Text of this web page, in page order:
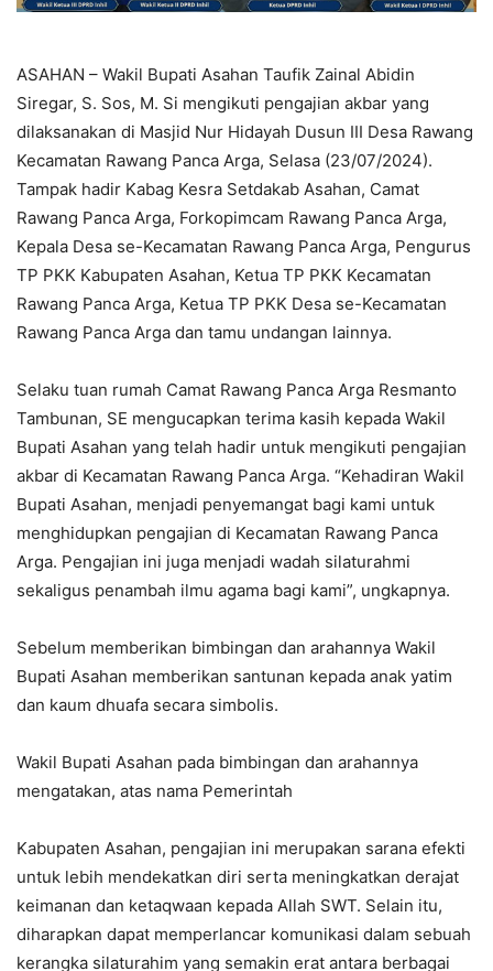
ASAHAN – Wakil Bupati Asahan Taufik Zainal Abidin
Siregar, S. Sos, M. Si mengikuti pengajian akbar yang
dilaksanakan di Masjid Nur Hidayah Dusun III Desa Rawang
Kecamatan Rawang Panca Arga, Selasa (23/07/2024).
Tampak hadir Kabag Kesra Setdakab Asahan, Camat
Rawang Panca Arga, Forkopimcam Rawang Panca Arga,
Kepala Desa se-Kecamatan Rawang Panca Arga, Pengurus
TP PKK Kabupaten Asahan, Ketua TP PKK Kecamatan
Rawang Panca Arga, Ketua TP PKK Desa se-Kecamatan
Rawang Panca Arga dan tamu undangan lainnya.
Selaku tuan rumah Camat Rawang Panca Arga Resmanto
Tambunan, SE mengucapkan terima kasih kepada Wakil
Bupati Asahan yang telah hadir untuk mengikuti pengajian
akbar di Kecamatan Rawang Panca Arga. “Kehadiran Wakil
Bupati Asahan, menjadi penyemangat bagi kami untuk
menghidupkan pengajian di Kecamatan Rawang Panca
Arga. Pengajian ini juga menjadi wadah silaturahmi
sekaligus penambah ilmu agama bagi kami”, ungkapnya.
Sebelum memberikan bimbingan dan arahannya Wakil
Bupati Asahan memberikan santunan kepada anak yatim
dan kaum dhuafa secara simbolis.
Wakil Bupati Asahan pada bimbingan dan arahannya
mengatakan, atas nama Pemerintah
Kabupaten Asahan, pengajian ini merupakan sarana efekti
untuk lebih mendekatkan diri serta meningkatkan derajat
keimanan dan ketaqwaan kepada Allah SWT. Selain itu,
diharapkan dapat memperlancar komunikasi dalam sebuah
kerangka silaturahim yang semakin erat antara berbagai